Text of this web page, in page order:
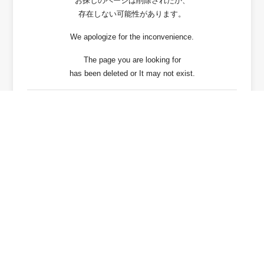
存在しない可能性があります。
We apologize for the inconvenience.
The page you are looking for
has been deleted or It may not exist.